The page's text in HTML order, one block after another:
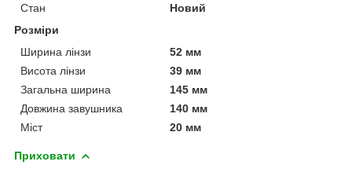
Стан
Новий
Розміри
Ширина лінзи
52 мм
Висота лінзи
39 мм
Загальна ширина
145 мм
Довжина завушника
140 мм
Міст
20 мм
Приховати